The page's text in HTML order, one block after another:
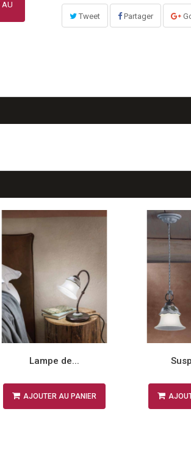
AU
Tweet Partager
Lampe de...
AJOUTER AU PANIER